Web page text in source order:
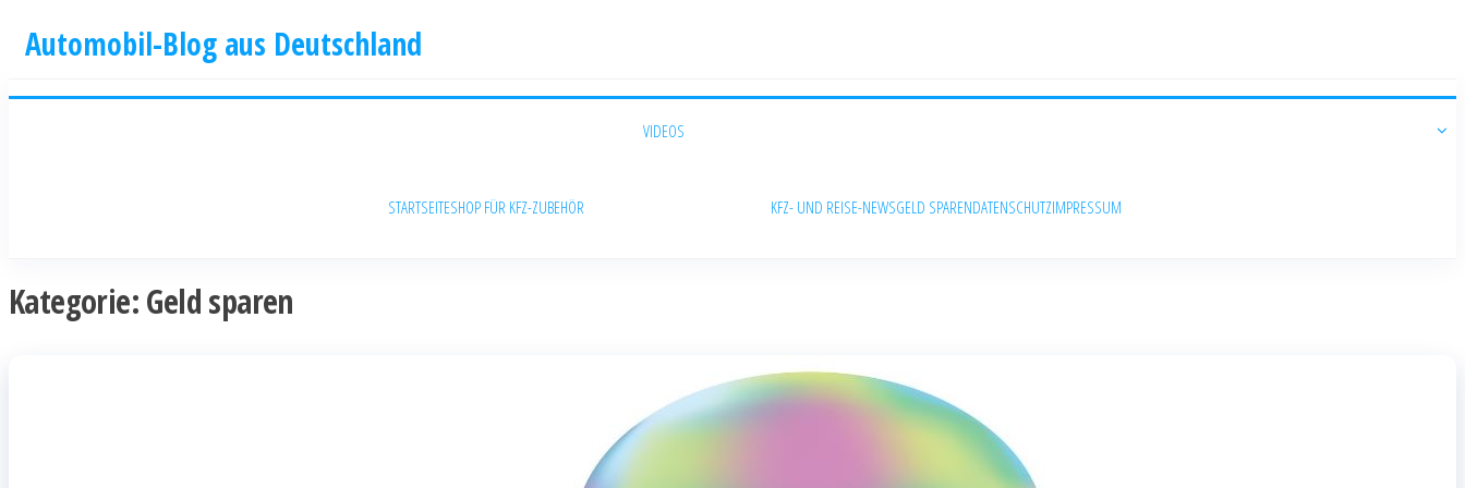
Automobil-Blog aus Deutschland
STARTSEITESHOP FÜR KFZ-ZUBEHÖR
VIDEOS
KFZ- UND REISE-NEWSGELD SPARENDATENSCHUTZIMPRESSUM
Kategorie:Geld sparen